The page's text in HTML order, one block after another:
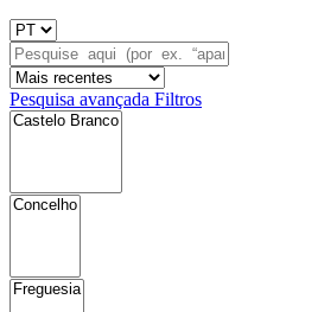
Pesquisa avançada Filtros